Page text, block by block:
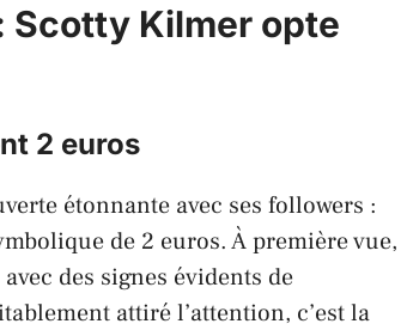
Scotty Kilmer opte
2 euros
étonnante avec ses followers :
de 2 euros. À première vue,
des signes évidents de
attiré l’attention, c’est la